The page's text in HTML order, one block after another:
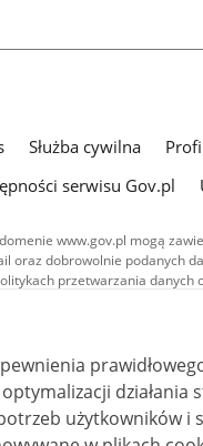
Służba cywilna
serwisu Gov.pl
www.gov.pl mogą
oraz dobrowolnie podanych
przetwarzania danych
tekstowe publikowane w
na licencji typu
4.0 (CC BY-SA 4.0).
na licencji typu
zależnych 4.0 (CC BY-
działania strony.
użytkowników i